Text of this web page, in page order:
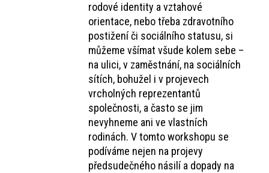
rodové identity a vztahové
orientace, nebo třeba zdravotního
postižení či sociálního statusu, si
můžeme všímat všude kolem sebe –
na ulici, v zaměstnání, na sociálních
sítích, bohužel i v projevech
vrcholných reprezentantů
společnosti, a často se jim
nevyhneme ani ve vlastních
rodinách. V tomto workshopu se
podíváme nejen na projevy
předsudečného násilí a dopady na